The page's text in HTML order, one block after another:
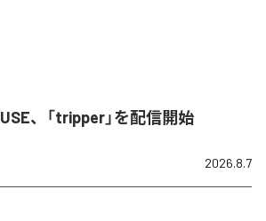
、「tripper」を配信開始
2026.8.7